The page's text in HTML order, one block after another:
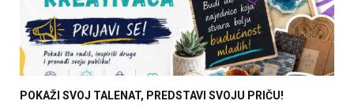
POKAŽI SVOJ TALENAT, PREDSTAVI SVOJU PRIČU!